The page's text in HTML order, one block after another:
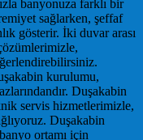
banyonuza farklı bir
sağlarken, şeffaf
gösterir. İki duvar arası
kurulumu,
Duşakabin
servis hizmetlerimizle,
Duşakabin
ortamı için